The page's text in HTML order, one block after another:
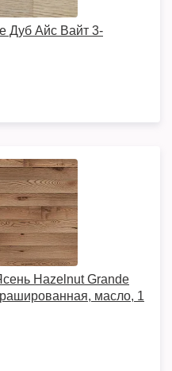
Дуб Айс Вайт 3-
Hazelnut Grande
масло, 1